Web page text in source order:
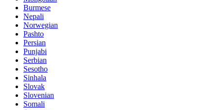
Burmese
Nepali
Norwegian
Pashto
Persian
Punjabi
Serbian
Sesotho
Sinhala
Slovak
Slovenian
Somali